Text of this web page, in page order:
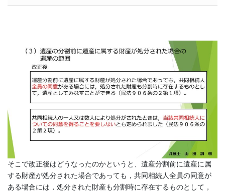
そこで改正後はどうなったのかというと、遺産分割前に遺産に属
する財産が処分された場合であっても，共同相続人全員の同意が
ある場合には，処分された財産も分割時に存在するものとして，